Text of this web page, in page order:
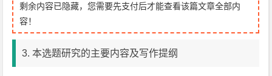
剩余内容已隐藏，您需要先支付后才能查看该篇文章全部内
容！
3. 本选题研究的主要内容及写作提纲